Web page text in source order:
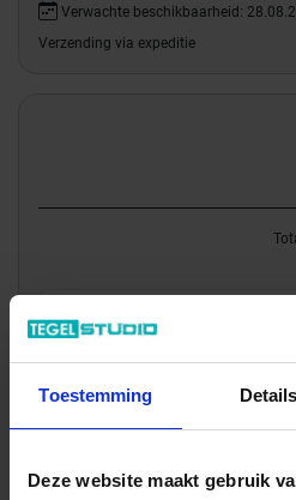
Toestemming Details
Deze website maakt gebruik
Verwachte beschikbaarheid:
Verzending via expeditie
In het